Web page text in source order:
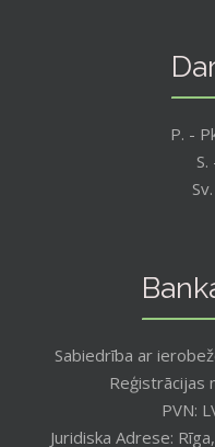
P. -
Sabiedrība ar
Reģistrācijas
PVN:
Juridiska Adrese: